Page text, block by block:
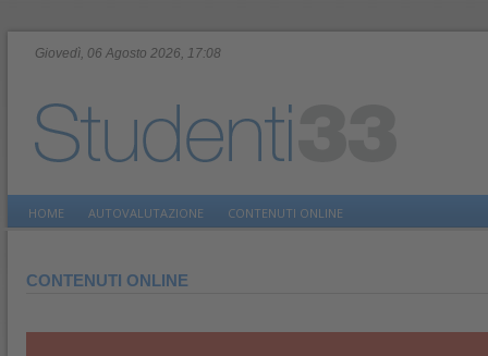
Giovedì, 06 Agosto 2026, 17:08
HOME AUTOVALUTAZIONE CONTENUTI ONLINE
CONTENUTI ONLINE